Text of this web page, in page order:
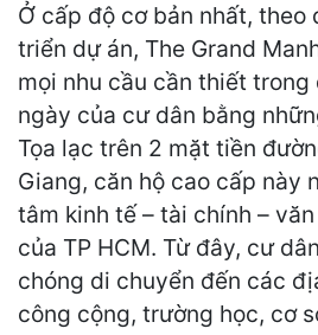
Ở cấp độ cơ bản nhất, theo
triển dự án, The Grand
mọi nhu cầu cần thiết trong
ngày của cư dân bằng
Tọa lạc trên 2 mặt tiền
Giang, căn hộ cao cấp này
tâm kinh tế – tài chính –
của TP HCM. Từ đây, cư
chóng di chuyển đến các
công cộng, trường học, cơ